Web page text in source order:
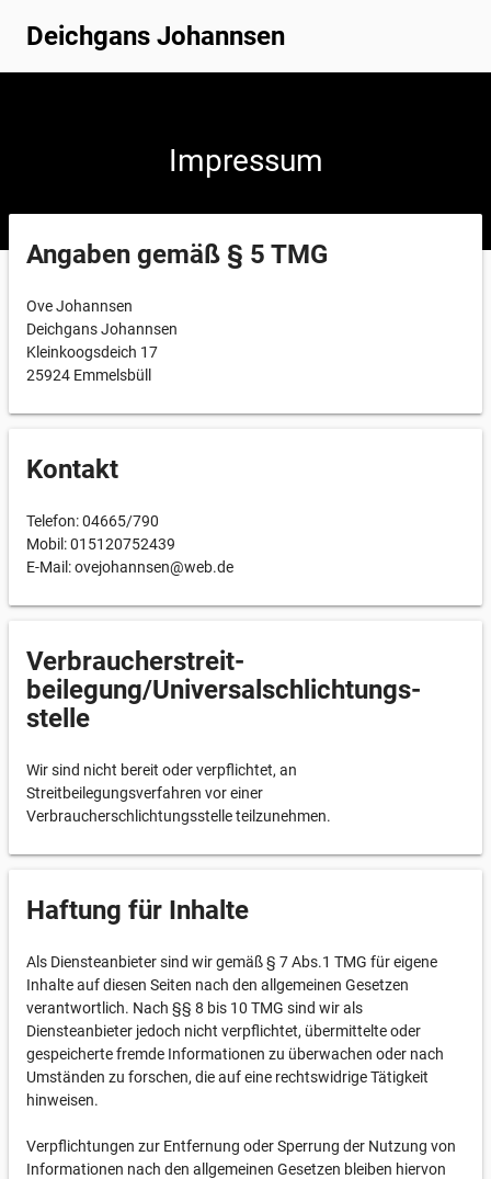
Deichgans Johannsen
Impressum
Angaben gemäß § 5 TMG
Ove Johannsen
Deichgans Johannsen
Kleinkoogsdeich 17
25924 Emmelsbüll
Kontakt
Telefon: 04665/790
Mobil: 015120752439
E-Mail: ovejohannsen@web.de
Verbraucher­streit­
beilegung/Universal­schlichtungs­
stelle
Wir sind nicht bereit oder verpflichtet, an
Streitbeilegungsverfahren vor einer
Verbraucherschlichtungsstelle teilzunehmen.
Haftung für Inhalte
Als Diensteanbieter sind wir gemäß § 7 Abs.1 TMG für eigene
Inhalte auf diesen Seiten nach den allgemeinen Gesetzen
verantwortlich. Nach §§ 8 bis 10 TMG sind wir als
Diensteanbieter jedoch nicht verpflichtet, übermittelte oder
gespeicherte fremde Informationen zu überwachen oder nach
Umständen zu forschen, die auf eine rechtswidrige Tätigkeit
hinweisen.
Verpflichtungen zur Entfernung oder Sperrung der Nutzung von
Informationen nach den allgemeinen Gesetzen bleiben hiervon